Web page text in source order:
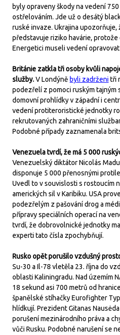
byly opraveny škody na vedení
ostřelováním. Jde už o desátý
ruské invaze. Ukrajina upozorňuje,
představuje riziko havárie,
Energetici museli vedení
Británie zatkla tři osoby kvůli
služby.V Londýně byli zadrženitři
podezřelí z pomoci ruským tajným
domovní prohlídky v západní i
vedení protiteroristické jednotky
rekrutovaných zahraničními
Podobné případy zaznamenala
Venezuela tvrdí, že má 5 000
Venezuelský diktátor Nicolás
disponuje 5 000 přenosnými
Uvedl to v souvislosti s rostoucím
amerických sil v Karibiku. USA
podezřelým z pašování drog a
přípravy speciálních operací na
tvrdí, že dobrovolnické jednotky
experti tato čísla zpochybňují.
Rusko opět porušilo vzdušný
Su-30 a Il-78 vletěla 23. října do
oblasti Kaliningradu. Nad územím
18 sekund asi 700 metrů od
španělské stíhačky Eurofighter
hlídkují. Prezident Gitanas Nausėda
porušení mezinárodního práva a
vůči Rusku. Podobné narušení se